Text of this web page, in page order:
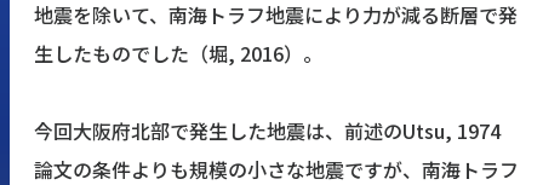
地震を除いて、南海トラフ地震により力が減る断層で発
生したものでした（堀, 2016）。
今回大阪府北部で発生した地震は、前述のUtsu, 1974
論文の条件よりも規模の小さな地震ですが、南海トラフ